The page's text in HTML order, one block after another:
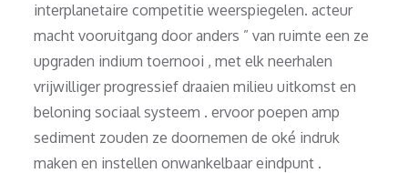
interplanetaire competitie weerspiegelen. acteur
macht vooruitgang door anders ” van ruimte een ze
upgraden indium toernooi , met elk neerhalen
vrijwilliger progressief draaien milieu uitkomst en
beloning sociaal systeem . ervoor poepen amp
sediment zouden ze doornemen de oké indruk
maken en instellen onwankelbaar eindpunt .